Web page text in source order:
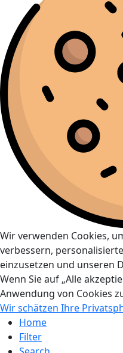
Wir verwenden Cookies,
verbessern,
einzusetzen und unseren
Wenn Sie auf „Alle
Anwendung von Cookies
Wir schätzen Ihre
Home
Filter